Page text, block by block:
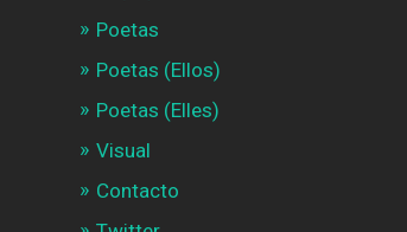
Poetas
Poetas (Ellos)
Poetas (Elles)
Visual
Contacto